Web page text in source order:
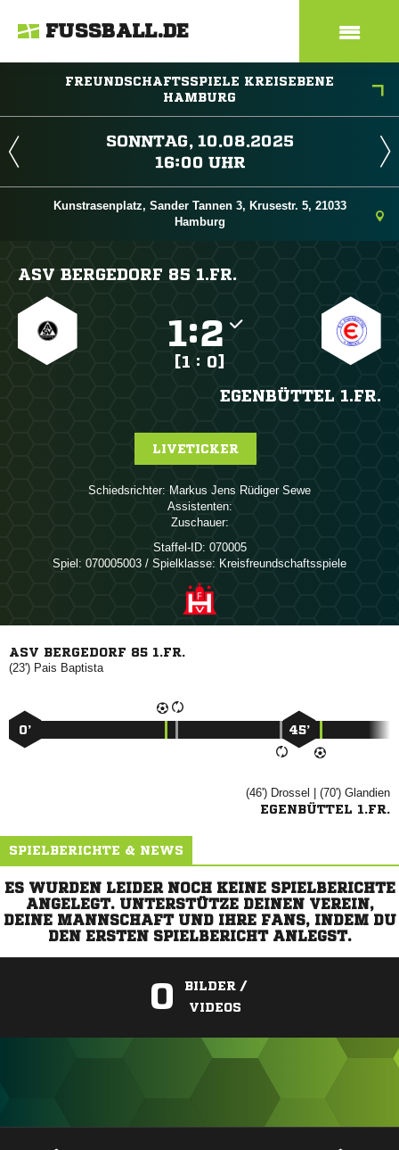
FUSSBALL.DE
FREUNDSCHAFTSSPIELE KREISEBENE
HAMBURG
 
 
Kunstrasenplatz, Sander Tannen 3, Krusestr. 5, 21033
Hamburg
ASV BERGEDORF 85 1.FR.
:
[1 : 0]
EGENBÜTTEL 1.FR.
LIVETICKER
Schiedsrichter:    
Assistenten:
Zuschauer:
Staffel-ID: 070005
Spiel: 070005003 / Spielklasse: Kreisfreundschaftsspiele
ASV BERGEDORF 85 1.FR.
(23')  
0’ 45’
(46')  | (70') 
EGENBÜTTEL 1.FR.
SPIELBERICHTE & NEWS
ES WURDEN LEIDER NOCH KEINE SPIELBERICHTE
ANGELEGT. UNTERSTÜTZE DEINEN VEREIN,
DEINE MANNSCHAFT UND IHRE FANS, INDEM DU
DEN ERSTEN SPIELBERICHT ANLEGST.
0
BILDER /
VIDEOS